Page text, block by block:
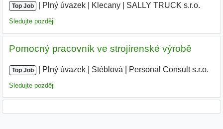
Top Job Plný úvazek Klecany SALLY TRUCK s.r.o.
Sledujte později
Pomocný pracovník ve strojírenské výrobě
Top Job Plný úvazek Stéblová Personal Consult s.r.o.
Sledujte později